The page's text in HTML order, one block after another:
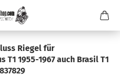
Riegel für
1955-1967 auch Brasil T1